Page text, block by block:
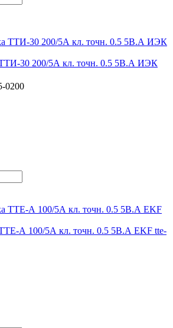
ТТИ-30 200/5А кл. точн. 0.5 5В.А ИЭК
0200
А 100/5А кл. точн. 0.5 5В.А EKF tte-